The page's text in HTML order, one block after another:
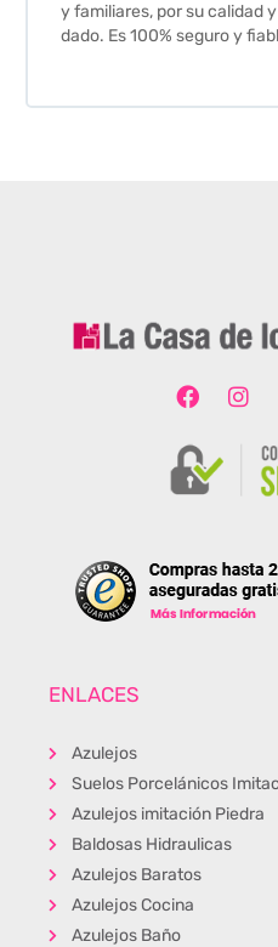
y familiares, por su calidad
dado. Es 100% seguro y
ENLACES
Azulejos
Suelos Porcelánicos
Azulejos imitación Piedra
Baldosas Hidraulicas
Azulejos Baratos
Azulejos Cocina
Azulejos Baño